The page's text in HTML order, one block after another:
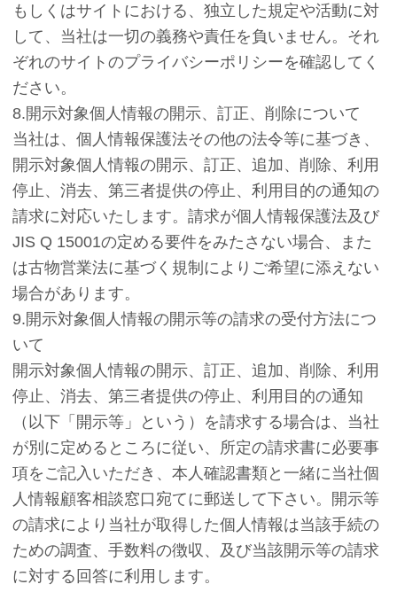
もしくはサイトにおける、独立した規定や活動に対
して、当社は一切の義務や責任を負いません。それ
ぞれのサイトのプライバシーポリシーを確認してく
ださい。
8.開示対象個人情報の開示、訂正、削除について
当社は、個人情報保護法その他の法令等に基づき、
開示対象個人情報の開示、訂正、追加、削除、利用
停止、消去、第三者提供の停止、利用目的の通知の
請求に対応いたします。請求が個人情報保護法及び
JIS Q 15001の定める要件をみたさない場合、また
は古物営業法に基づく規制によりご希望に添えない
場合があります。
9.開示対象個人情報の開示等の請求の受付方法につ
いて
開示対象個人情報の開示、訂正、追加、削除、利用
停止、消去、第三者提供の停止、利用目的の通知
（以下「開示等」という）を請求する場合は、当社
が別に定めるところに従い、所定の請求書に必要事
項をご記入いただき、本人確認書類と一緒に当社個
人情報顧客相談窓口宛てに郵送して下さい。開示等
の請求により当社が取得した個人情報は当該手続の
ための調査、手数料の徴収、及び当該開示等の請求
に対する回答に利用します。